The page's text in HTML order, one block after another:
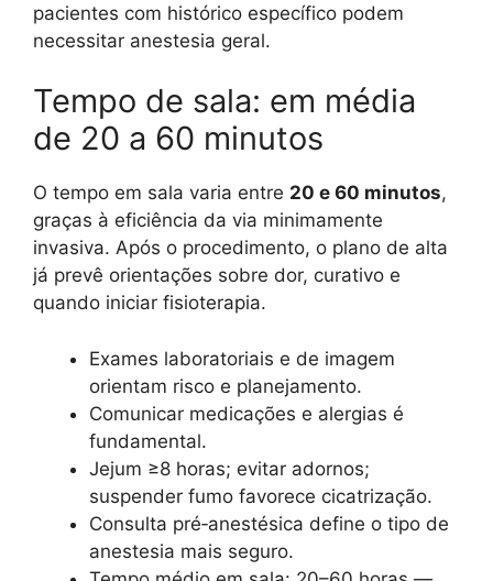
pacientes com histórico específico podem
necessitar anestesia geral.
Tempo de sala: em média
de 20 a 60 minutos
O tempo em sala varia entre 20 e 60 minutos,
graças à eficiência da via minimamente
invasiva. Após o procedimento, o plano de alta
já prevê orientações sobre dor, curativo e
quando iniciar fisioterapia.
Exames laboratoriais e de imagem
orientam risco e planejamento.
Comunicar medicações e alergias é
fundamental.
Jejum ≥8 horas; evitar adornos;
suspender fumo favorece cicatrização.
Consulta pré‑anestésica define o tipo de
anestesia mais seguro.